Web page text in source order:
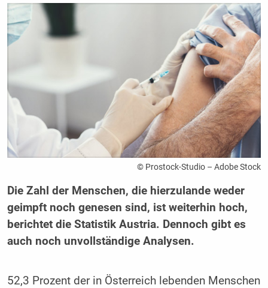
© Prostock-Studio – Adobe Stock
Die Zahl der Menschen, die hierzulande weder
geimpft noch genesen sind, ist weiterhin hoch,
berichtet die Statistik Austria. Dennoch gibt es
auch noch unvollständige Analysen.
52,3 Prozent der in Österreich lebenden Menschen